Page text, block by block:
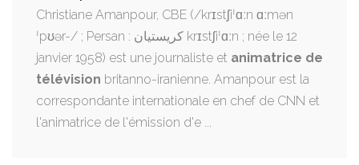
Christiane Amanpour, CBE (/krɪstʃiˈɑːn ɑːmən
ˈpʊər-/ ; Persan : کریستیان krɪstʃiˈɑːn ; née le 12
janvier 1958) est une journaliste et animatrice de
télévision britanno-iranienne. Amanpour est la
correspondante internationale en chef de CNN et
l'animatrice de l'émission d'e ...